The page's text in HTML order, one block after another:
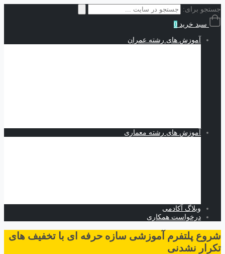
جستجو برای:
سبد خرید 0
آموزش های رشته عمران
آموزش های رشته معماری
وبلاگ آکادمی
درخواست همکاری
شروع پلتفرم آموزشی سازه حرفه ای با تخفیف های
تکرار نشدنی